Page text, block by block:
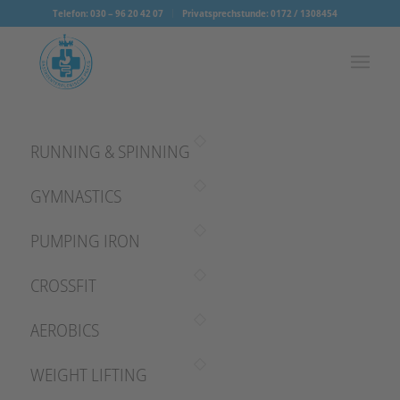
Telefon: 030 – 96 20 42 07 Privatsprechstunde: 0172 / 1308454
RUNNING & SPINNING
GYMNASTICS
PUMPING IRON
CROSSFIT
AEROBICS
WEIGHT LIFTING